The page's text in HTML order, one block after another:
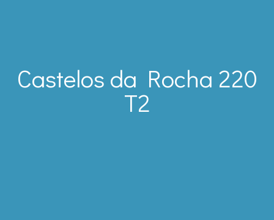
Castelos da Rocha 220
T2